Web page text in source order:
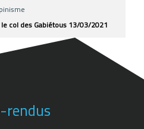
col des Gabiétous 13/03/2021
rendus